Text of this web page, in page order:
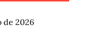
de 2026